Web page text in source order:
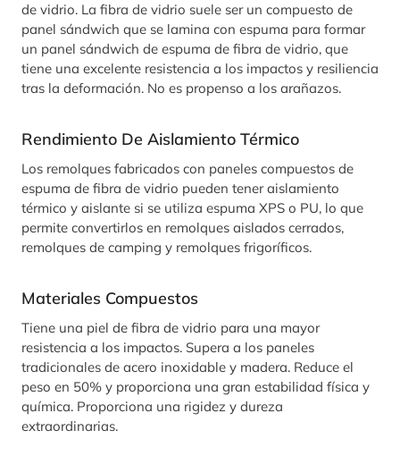
de vidrio. La fibra de vidrio suele ser un compuesto de
panel sándwich que se lamina con espuma para formar
un panel sándwich de espuma de fibra de vidrio, que
tiene una excelente resistencia a los impactos y resiliencia
tras la deformación. No es propenso a los arañazos.
Rendimiento De Aislamiento Térmico
Los remolques fabricados con paneles compuestos de
espuma de fibra de vidrio pueden tener aislamiento
térmico y aislante si se utiliza espuma XPS o PU, lo que
permite convertirlos en remolques aislados cerrados,
remolques de camping y remolques frigoríficos.
Materiales Compuestos
Tiene una piel de fibra de vidrio para una mayor
resistencia a los impactos. Supera a los paneles
tradicionales de acero inoxidable y madera. Reduce el
peso en 50% y proporciona una gran estabilidad física y
química. Proporciona una rigidez y dureza
extraordinarias.